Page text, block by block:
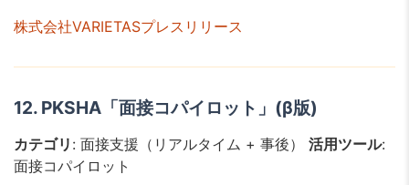
株式会社VARIETASプレスリリース
12. PKSHA「面接コパイロット」(β版)
カテゴリ : 面接支援（リアルタイム + 事後） 活用ツール:
面接コパイロット